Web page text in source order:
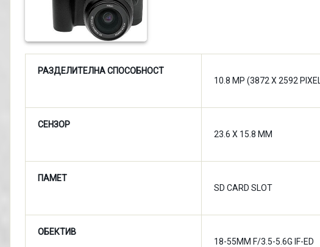
РАЗДЕЛИТЕЛНА СПОСОБНОСТ
10.8 MP (3872 X 2592
СЕНЗОР
23.6 X 15.8 MM
ПАМЕТ
SD CARD SLOT
ОБЕКТИВ
18-55MM F/3.5-5.6G IF-ED